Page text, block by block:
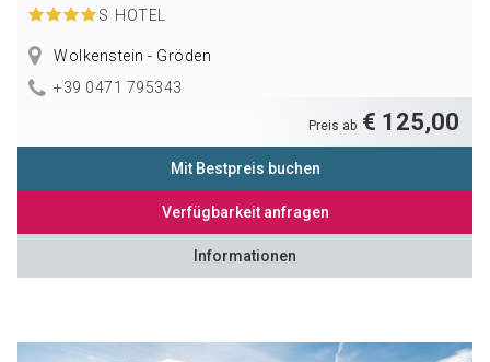
S HOTEL
Wolkenstein - Gröden
+39 0471 795343
Preis ab € 125,00
Mit Bestpreis buchen
Verfügbarkeit anfragen
Informationen